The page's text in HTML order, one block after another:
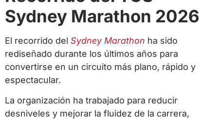
Sydney Marathon 2026
El recorrido del Sydney Marathon ha sido
rediseñado durante los últimos años para
convertirse en un circuito más plano, rápido y
espectacular.
La organización ha trabajado para reducir
desniveles y mejorar la fluidez de la carrera,